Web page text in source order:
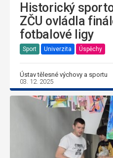
Historický
ZČU ovládla
fotbalové ligy
Sport Univerzita Úspěchy
Ústav tělesné výchovy a sportu
03. 12. 2025